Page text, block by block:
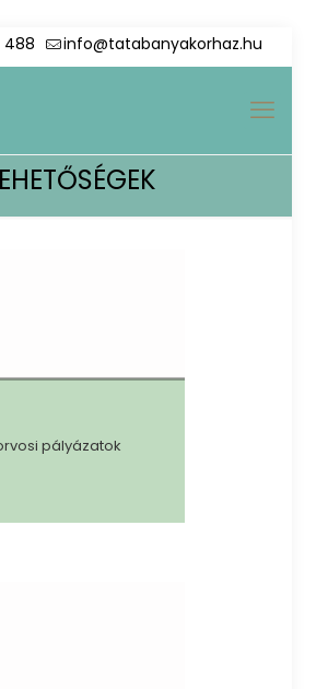
488 info@tatabanyakorhaz.hu
pályázatok